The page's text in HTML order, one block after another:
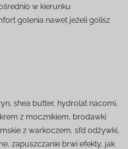
w kierunku
golenia nawet jeżeli golisz
shea butter, hydrolat nacomi,
z mocznikiem, brodawki
z warkoczem, sfd odżywki,
zapuszczanie brwi efekty, jak